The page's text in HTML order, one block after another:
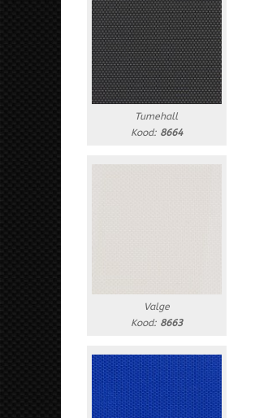
Tumehall
Kood: 8664
Valge
Kood: 8663